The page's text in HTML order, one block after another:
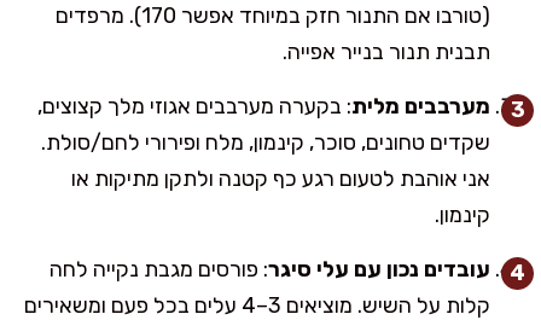
(טורבו אם התנור חזק במיוחד אפשר 170). מרפדים
תבנית תנור בנייר אפייה.
מערבבים מלית: בקערה מערבבים אגוזי מלך קצוצים,
שקדים טחונים, סוכר, קינמון, מלח ופירורי לחם/סולת.
אני אוהבת לטעום רגע כף קטנה ולתקן מתיקות או
קינמון.
עובדים נכון עם עלי סיגר: פורסים מגבת נקייה לחה
קלות על השיש. מוציאים 3–4 עלים בכל פעם ומשאירים